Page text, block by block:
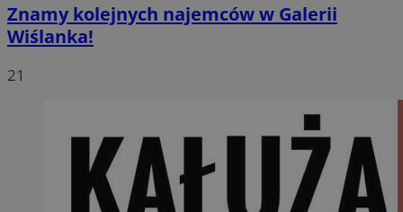
Znamy kolejnych najemców w Galerii
Wiślanka!
21